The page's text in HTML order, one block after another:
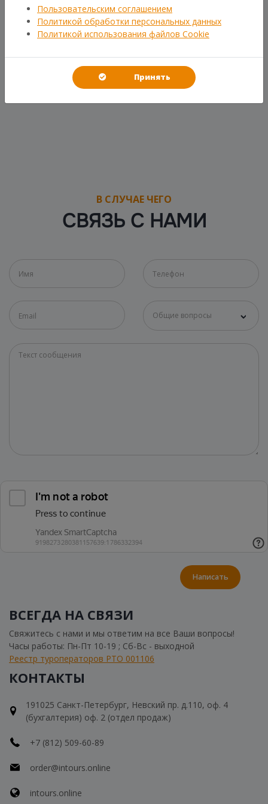
В СЛУЧАЕ ЧЕГО
СВЯЗЬ С НАМИ
Общие вопросы
Написать
ВСЕГДА НА СВЯЗИ
Свяжитесь с нами и мы ответим на все Ваши вопросы!
Часы работы: Пн-Пт 10-19 ; Сб-Вс - выходной
Реестр туроператоров РТО 001106
КОНТАКТЫ
191025 Санкт-Петербург, Невский пр. д.110, оф. 4
(бухгалтерия) оф. 2 (отдел продаж)
+7 (812) 509-60-89
order@intours.online
intours.online
Пользовательским соглашением
Политикой обработки персональных данных
Политикой использования файлов Cookie
Принять